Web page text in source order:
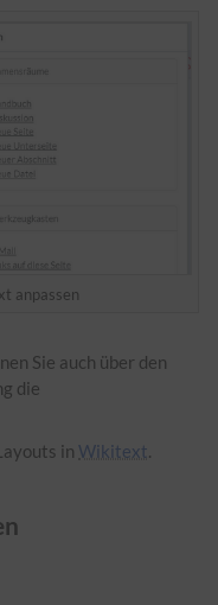
anpassen
Sie auch über den
die
in Wikitext.